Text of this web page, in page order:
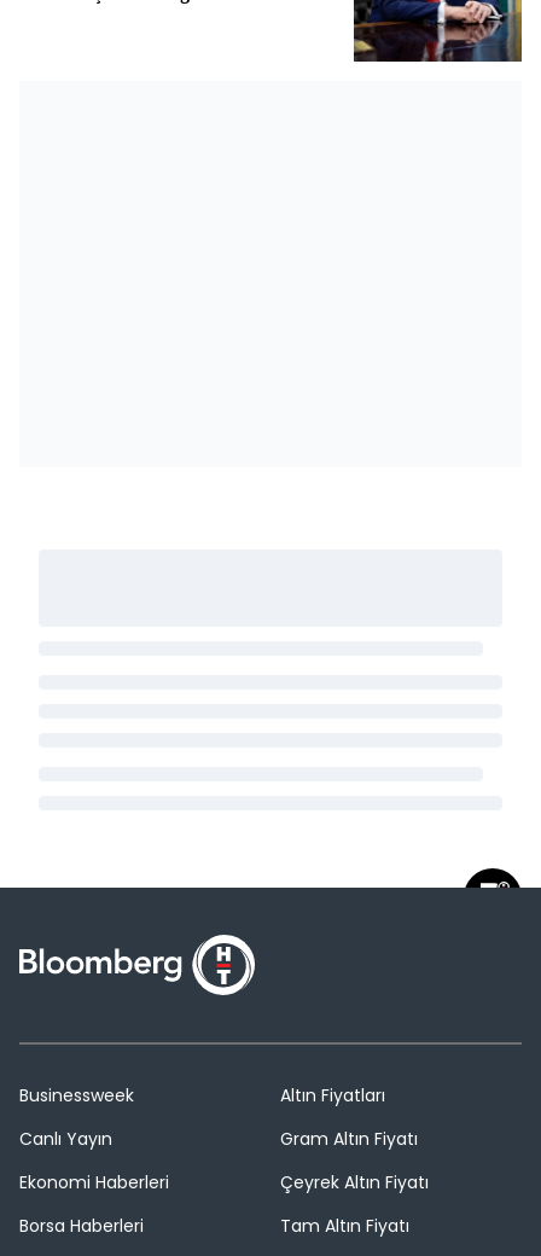
Businessweek
Canlı Yayın
Ekonomi Haberleri
Borsa Haberleri
Altın Fiyatları
Gram Altın Fiyatı
Çeyrek Altın Fiyatı
Tam Altın Fiyatı